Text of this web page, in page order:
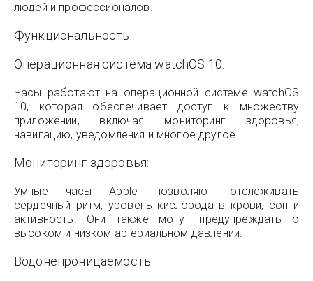
людей и профессионалов.
Функциональность:
Операционная система watchOS 10:
Часы работают на операционной системе watchOS
10, которая обеспечивает доступ к множеству
приложений, включая мониторинг здоровья,
навигацию, уведомления и многое другое.
Мониторинг здоровья:
Умные часы Apple позволяют отслеживать
сердечный ритм, уровень кислорода в крови, сон и
активность. Они также могут предупреждать о
высоком и низком артериальном давлении.
Водонепроницаемость: